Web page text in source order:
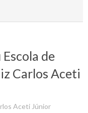
de
Carlos Aceti
Aceti Júnior